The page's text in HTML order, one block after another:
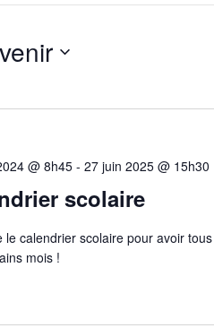
@ 8h45- 27 juin 2025 @ 15h30
scolaire
le calendrier scolaire pour avoir
mois !